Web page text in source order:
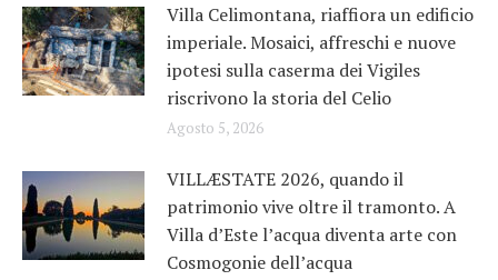
Villa Celimontana, riaffiora un edificio
imperiale. Mosaici, affreschi e nuove
ipotesi sulla caserma dei Vigiles
riscrivono la storia del Celio
Agosto 5, 2026
VILLÆSTATE 2026, quando il
patrimonio vive oltre il tramonto. A
Villa d’Este l’acqua diventa arte con
Cosmogonie dell’acqua